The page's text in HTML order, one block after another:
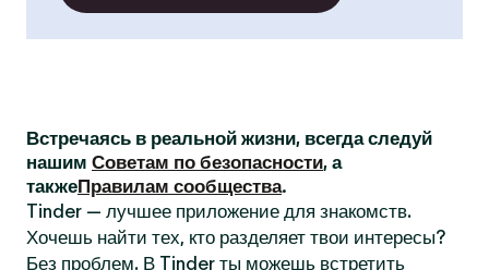
Встречаясь в реальной жизни, всегда следуй
нашим Советам по безопасности, а
такжеПравилам сообщества.
Tinder — лучшее приложение для знакомств.
Хочешь найти тех, кто разделяет твои интересы?
Без проблем. В Tinder ты можешь встретить